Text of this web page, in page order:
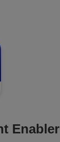
Enabler